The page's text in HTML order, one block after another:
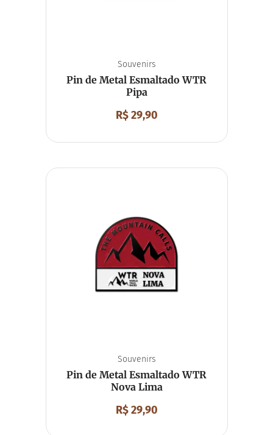
Souvenirs
Pin de Metal Esmaltado WTR
Pipa
R$29,90
Souvenirs
Pin de Metal Esmaltado WTR
Nova Lima
R$29,90